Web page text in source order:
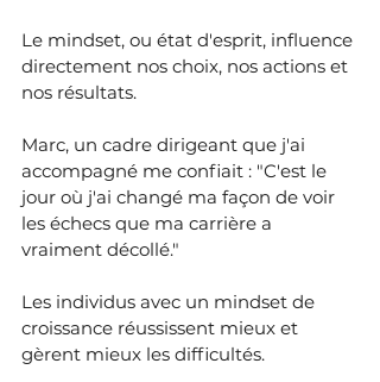
Le mindset, ou état d'esprit, influence
directement nos choix, nos actions et
nos résultats.
Marc, un cadre dirigeant que j'ai
accompagné me confiait : "C'est le
jour où j'ai changé ma façon de voir
les échecs que ma carrière a
vraiment décollé."
Les individus avec un mindset de
croissance réussissent mieux et
gèrent mieux les difficultés.